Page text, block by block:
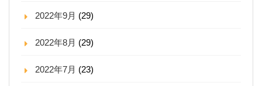
2022年9月 (29)
2022年8月 (29)
2022年7月 (23)